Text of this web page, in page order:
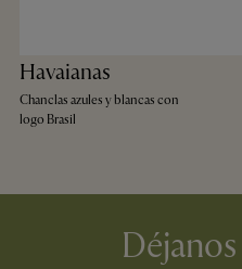
Havaianas
Chanclas azules y blancas con
logo Brasil